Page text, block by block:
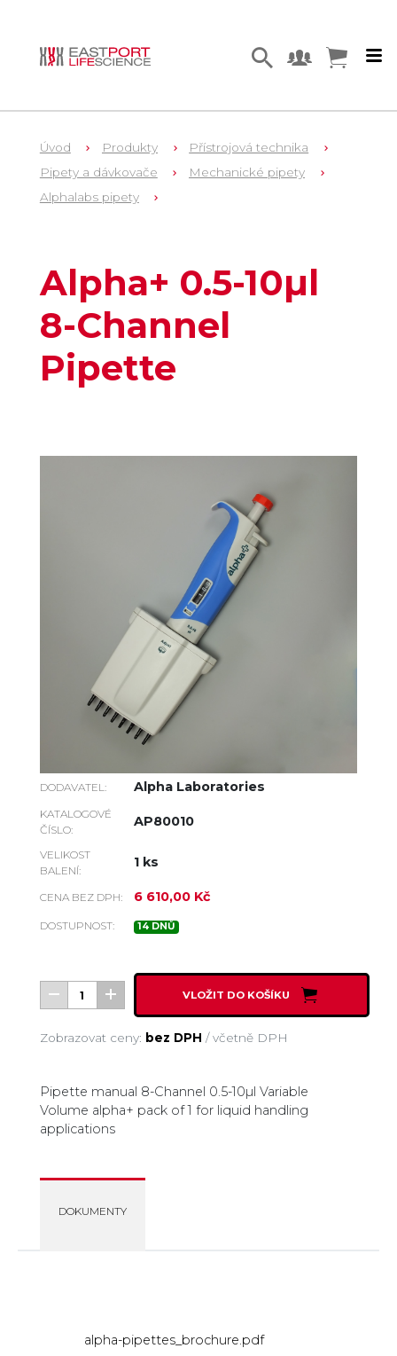
Úvod Produkty
Přístrojová technika
Pipety a dávkovače
Mechanické pipety
Alphalabs pipety
Alpha+ 0.5-10µl
8-Channel
Pipette
DODAVATEL: Alpha Laboratories
KATALOGOVÉ
ČÍSLO:
AP80010
VELIKOST
BALENÍ:
1 ks
CENA BEZ DPH: 6 610,00 Kč
DOSTUPNOST: 14 DNŮ
VLOŽIT DO KOŠÍKU
Zobrazovat ceny: bez DPH /včetně DPH
Pipette manual 8-Channel 0.5-10µl Variable
Volume alpha+ pack of 1 for liquid handling
applications
DOKUMENTY
alpha-pipettes_brochure.pdf